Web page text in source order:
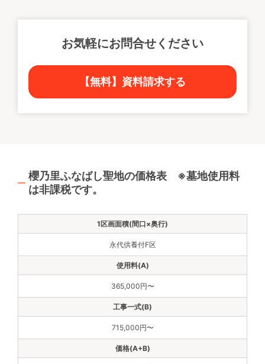
お気軽にお問合せください
【無料】資料請求する
櫻乃里ふなばし聖地の価格表 ※墓地使用料
は非課税です。
永代供養付F区
365,000円〜
715,000円〜